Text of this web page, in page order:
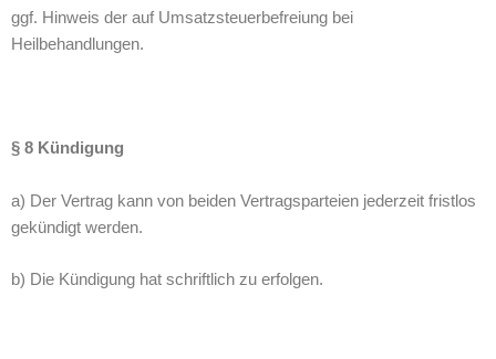
ggf. Hinweis der auf Umsatzsteuerbefreiung bei
Heilbehandlungen.
§ 8 Kündigung
a) Der Vertrag kann von beiden Vertragsparteien jederzeit fristlos
gekündigt werden.
b) Die Kündigung hat schriftlich zu erfolgen.